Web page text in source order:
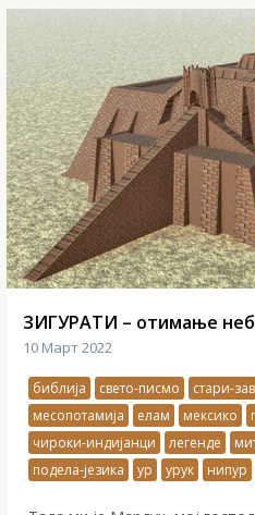
ЗИГУРАТИ – отимање
10 Март 2022
библија свето-писмо стари-
месопотамија
елам мексико
чироки-индијанци
легенде
подела-језика
ур урук нипур